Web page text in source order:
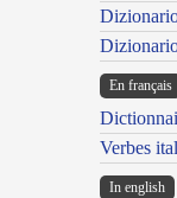
En français
Verbes
In english